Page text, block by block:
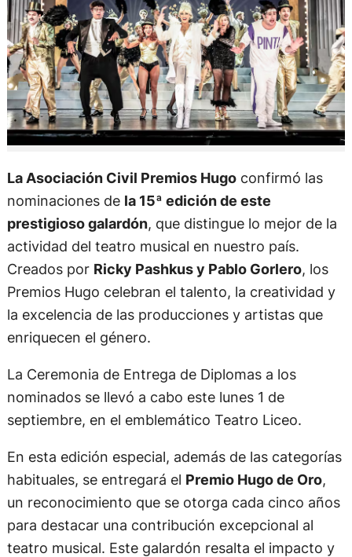
La Asociación Civil Premios Hugoconfirmó las
nominaciones de la 15ª edición de este
prestigioso galardón, que distingue lo mejor de la
actividad del teatro musical en nuestro país.
Creados por Ricky Pashkus y Pablo Gorlero, los
Premios Hugo celebran el talento, la creatividad y
la excelencia de las producciones y artistas que
enriquecen el género.
La Ceremonia de Entrega de Diplomas a los
nominados se llevó a cabo este lunes 1 de
septiembre, en el emblemático Teatro Liceo.
En esta edición especial, además de las categorías
habituales, se entregará el Premio Hugo de Oro,
un reconocimiento que se otorga cada cinco años
para destacar una contribución excepcional al
teatro musical. Este galardón resalta el impacto y